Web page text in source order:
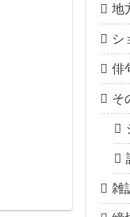
地
シ
俳
そ
雑